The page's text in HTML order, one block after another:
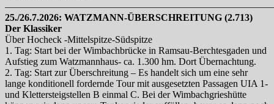
25./26.7.2026: WATZMANN-ÜBERSCHREITUNG (2.713)
Der Klassiker
Über Hocheck -Mittelspitze-Südspitze
1. Tag: Start bei der Wimbachbrücke in Ramsau-Berchtesgaden und
Aufstieg zum Watzmannhaus- ca. 1.300 hm. Dort Übernachtung.
2. Tag: Start zur Überschreitung – Es handelt sich um eine sehr
lange konditionell fordernde Tour mit ausgesetzten Passagen UIA 1-
und Klettersteigstellen B einmal C. Bei der Wimbachgrieshütte